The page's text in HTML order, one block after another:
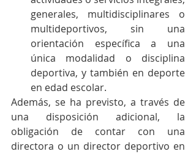
generales, multidisciplinares o
multideportivos, sin una
orientación específica a una
única modalidad o disciplina
deportiva, y también en deporte
en edad escolar.
Además, se ha previsto, a través de
una disposición adicional, la
obligación de contar con una
directora o un director deportivo en